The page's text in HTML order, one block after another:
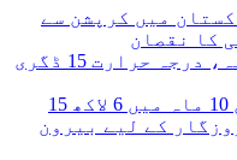
میں کرپشن سے
کراچی میں ٹھنڈ میں اضافہ، درجہ حرارت 15 ڈگری
سخت ویزا جانچ کے درمیان 10 ماہ میں 6 لاکھ 15
کے لیے بیرون